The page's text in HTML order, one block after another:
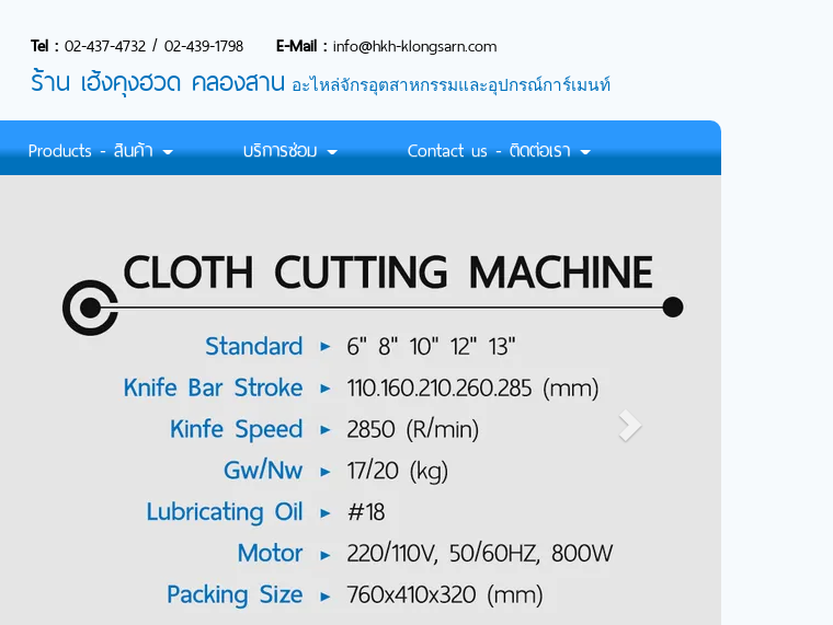
Products - สินค้า บริการซ่อม Contact us - ติดต่อเรา
Tel : 02-437-4732 / 02-439-1798 E-Mail : info@hkh-klongsarn.com
ร้าน เฮ้งคุงฮวด คลองสาน อะไหล่จักรอุตสาหกรรมและอุปกรณ์การ์เมนท์